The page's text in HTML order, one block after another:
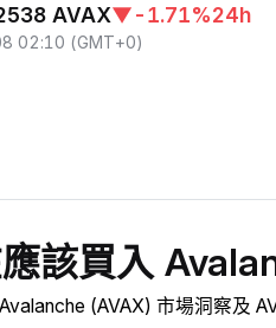
AVAX▼-1.71%24h
02:10 (GMT+0)
該買入
(AVAX) 市場洞察及